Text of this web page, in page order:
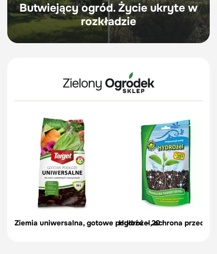
Butwiejący ogród. Życie ukryte w
rozkładzie
Ziemia uniwersalna, gotowe podłoże – 20 l
Hydrożel, ochrona przed